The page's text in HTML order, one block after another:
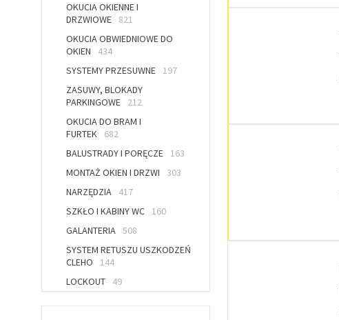
OKUCIA OKIENNE I
DRZWIOWE
821
OKUCIA OBWIEDNIOWE DO
OKIEN
434
SYSTEMY PRZESUWNE
197
ZASUWY, BLOKADY
PARKINGOWE
212
OKUCIA DO BRAM I
FURTEK
682
BALUSTRADY I PORĘCZE
163
MONTAŻ OKIEN I DRZWI
303
NARZĘDZIA
417
SZKŁO I KABINY WC
160
GALANTERIA 508
SYSTEM RETUSZU USZKODZEŃ
CLEHO
144
LOCKOUT
49